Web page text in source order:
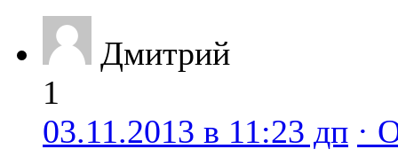
Дмитрий
1
03.11.2013 в 11:23 дп ·